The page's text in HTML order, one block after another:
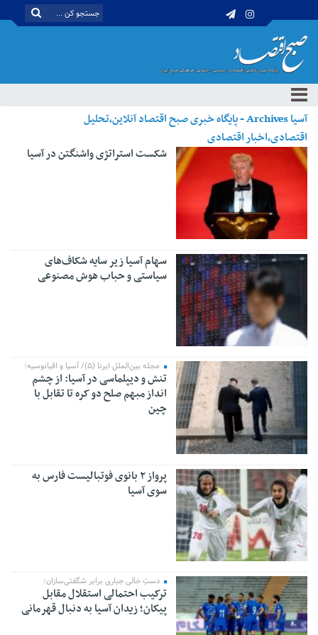
آسیا Archives - پایگاه خبری صبح اقتصاد آنلاین،تحلیل
اقتصادی،اخبار اقتصادی
شکست استراتژی واشنگتن در آسیا
سهام آسیا زیر سایه شکاف‌های
سیاستی و حباب هوش مصنوعی
مجله بین‌الملل ایرنا (۵)/ آسیا و اقیانوسیه؛
تنش و دیپلماسی در آسیا: از چشم
انداز مبهم صلح دو کره تا تقابل با
چین
پرواز ۲ بانوی فوتبالیست فارس به
سوی آسیا
دستِ خالی جباری برابر شگفتی‌سازان؛
ترکیب احتمالی استقلال مقابل
پیکان؛ زیدان آسیا به دنبال قهرمانی